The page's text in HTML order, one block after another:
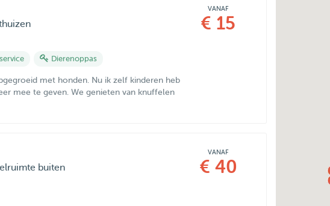
Dierenoppas
met honden. Nu ik zelf kinderen heb
mee te geven. We genieten van knuffelen
VANAF
€ 15
buiten
VANAF
€ 40